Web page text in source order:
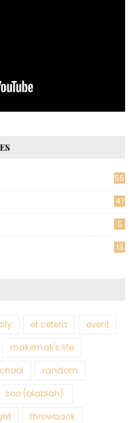
55
47
5
13
et cetera
event
makemak's life
random
soo (blablah).
throwback